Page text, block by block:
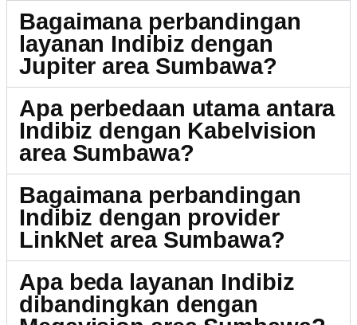
Bagaimana perbandingan
layanan Indibiz dengan
Jupiter area Sumbawa?
Apa perbedaan utama antara
Indibiz dengan Kabelvision
area Sumbawa?
Bagaimana perbandingan
Indibiz dengan provider
LinkNet area Sumbawa?
Apa beda layanan Indibiz
dibandingkan dengan